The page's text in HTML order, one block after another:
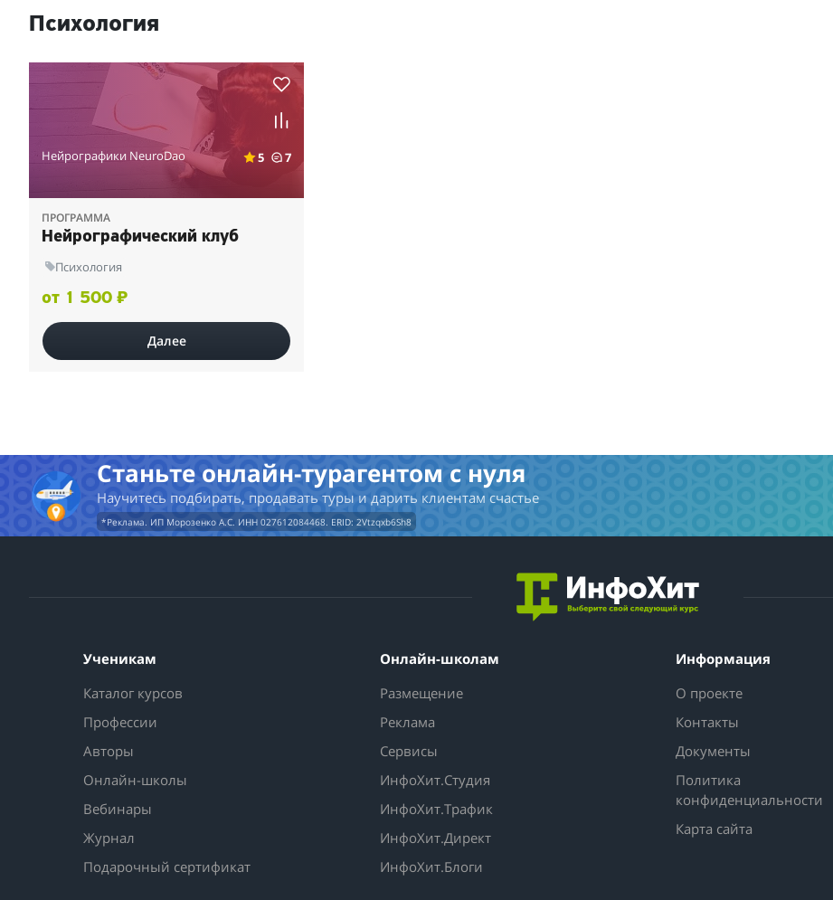
Психология
Нейрографики NeuroDao 5 7
ПРОГРАММА
Нейрографический клуб
Психология
от 1 500 ₽
Далее
Станьте онлайн-турагентом с нуля
Научитесь подбирать, продавать туры и дарить клиентам счастье
*Реклама. ИП Морозенко А.С. ИНН 027612084468. ERID: 2Vtzqxb6Sh8
Ученикам
Каталог курсов
Профессии
Авторы
Онлайн-школы
Вебинары
Журнал
Подарочный сертификат
Онлайн-школам
Размещение
Реклама
Сервисы
ИнфоХит.Студия
ИнфоХит.Трафик
ИнфоХит.Директ
ИнфоХит.Блоги
Информация
О проекте
Контакты
Документы
Политика
конфиденциальности
Карта сайта